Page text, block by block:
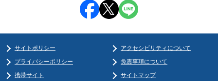
サイトポリシー
アクセシビリティについて
プライバシーポリシー
免責事項について
携帯サイト
サイトマップ